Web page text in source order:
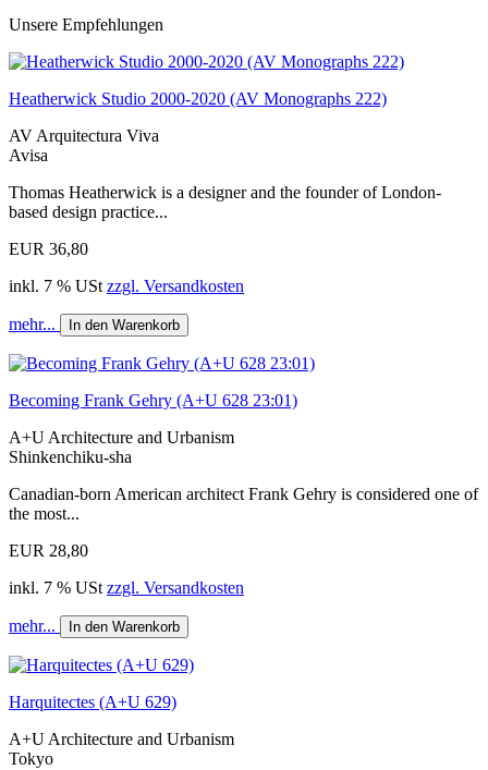
Unsere Empfehlungen
Heatherwick Studio 2000-2020 (AV Monographs 222)
AV Arquitectura Viva
Avisa
Thomas Heatherwick is a designer and the founder of London-
based design practice...
EUR 36,80
inkl. 7 % USt zzgl. Versandkosten
mehr... In den Warenkorb
Becoming Frank Gehry (A+U 628 23:01)
A+U Architecture and Urbanism
Shinkenchiku-sha
Canadian-born American architect Frank Gehry is considered one of
the most...
EUR 28,80
inkl. 7 % USt zzgl. Versandkosten
mehr... In den Warenkorb
Harquitectes (A+U 629)
A+U Architecture and Urbanism
Tokyo